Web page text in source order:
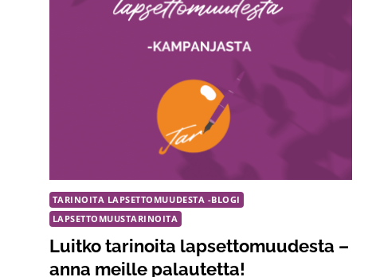
TARINOITA LAPSETTOMUUDESTA -BLOGI
LAPSETTOMUUSTARINOITA
Luitko tarinoita lapsettomuudesta –
anna meille palautetta!